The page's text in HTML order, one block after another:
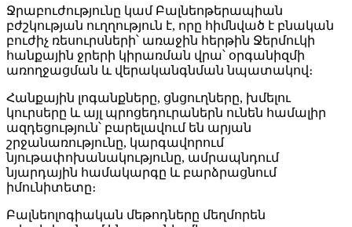
Ջրաբուժությունը կամ Բալնեոթերապիան
բժշկության ուղղություն է, որը հիմնված է բնական
բուժիչ ռեսուրսների՝ առաջին հերթին Ջերմուկի
հանքային ջրերի կիրառման վրա՝ օրգանիզմի
առողջացման և վերականգնման նպատակով։
Հանքային լոգանքները, ցնցուղները, խմելու
կուրսերը և այլ պրոցեդուրաներն ունեն համալիր
ազդեցություն՝ բարելավում են արյան
շրջանառությունը, կարգավորում
նյութափոխանակությունը, ամրապնդում
նյարդային համակարգը և բարձրացնում
իմունիտետը։
Բալնեոլոգիական մեթոդները մեղմորեն